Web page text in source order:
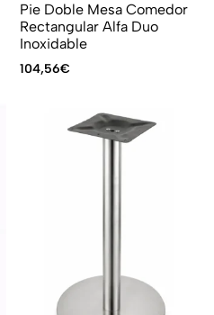
Pie Doble Mesa Comedor
Rectangular Alfa Duo
Inoxidable
104,56€